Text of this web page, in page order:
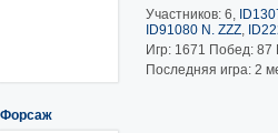
Участников: 6,
ID91080 N. ZZZ,
Игр: 1671 Побед: 87
Последняя игра: 2
Форсаж